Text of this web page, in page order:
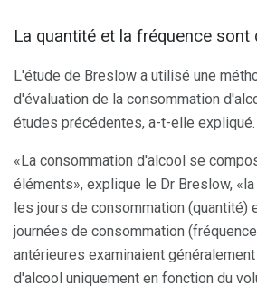
La quantité et la fréquence sont
L'étude de Breslow a utilisé une
d'évaluation de la consommation
études précédentes, a-t-elle expliqué.
«La consommation d'alcool se
éléments», explique le Dr Breslow,
les jours de consommation (quantité)
journées de consommation
antérieures examinaient
d'alcool uniquement en fonction du